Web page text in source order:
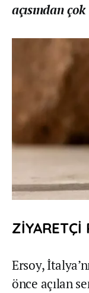
açısından
ZİYARETÇİ
Ersoy,
önce açılan